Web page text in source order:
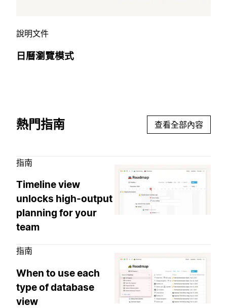
說明文件
日曆瀏覽模式
熱門指南 查看全部內容
指南
Timeline view
unlocks high-output
planning for your
team
指南
When to use each
type of database
view